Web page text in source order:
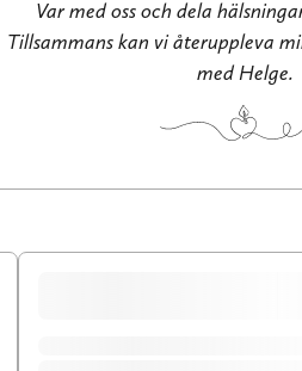
Var med oss och dela
Tillsammans kan vi återuppleva
med Helge.